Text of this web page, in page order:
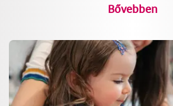
Bővebben